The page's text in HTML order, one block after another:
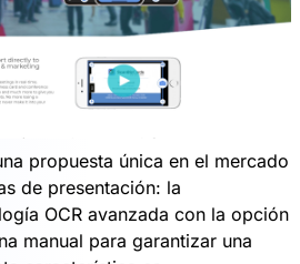
propuesta única en el mercado
de presentación: la
OCR avanzada con la opción
manual para garantizar una